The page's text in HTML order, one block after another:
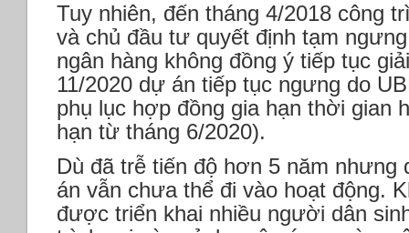
Tuy nhiên, đến tháng 4/2018 công
và chủ đầu tư quyết định tạm
ngân hàng không đồng ý tiếp tục
11/2020 dự án tiếp tục ngưng do
phụ lục hợp đồng gia hạn thời gian
hạn từ tháng 6/2020).
Dù đã trễ tiến độ hơn 5 năm nhưng
án vẫn chưa thể đi vào hoạt động.
được triển khai nhiều người dân